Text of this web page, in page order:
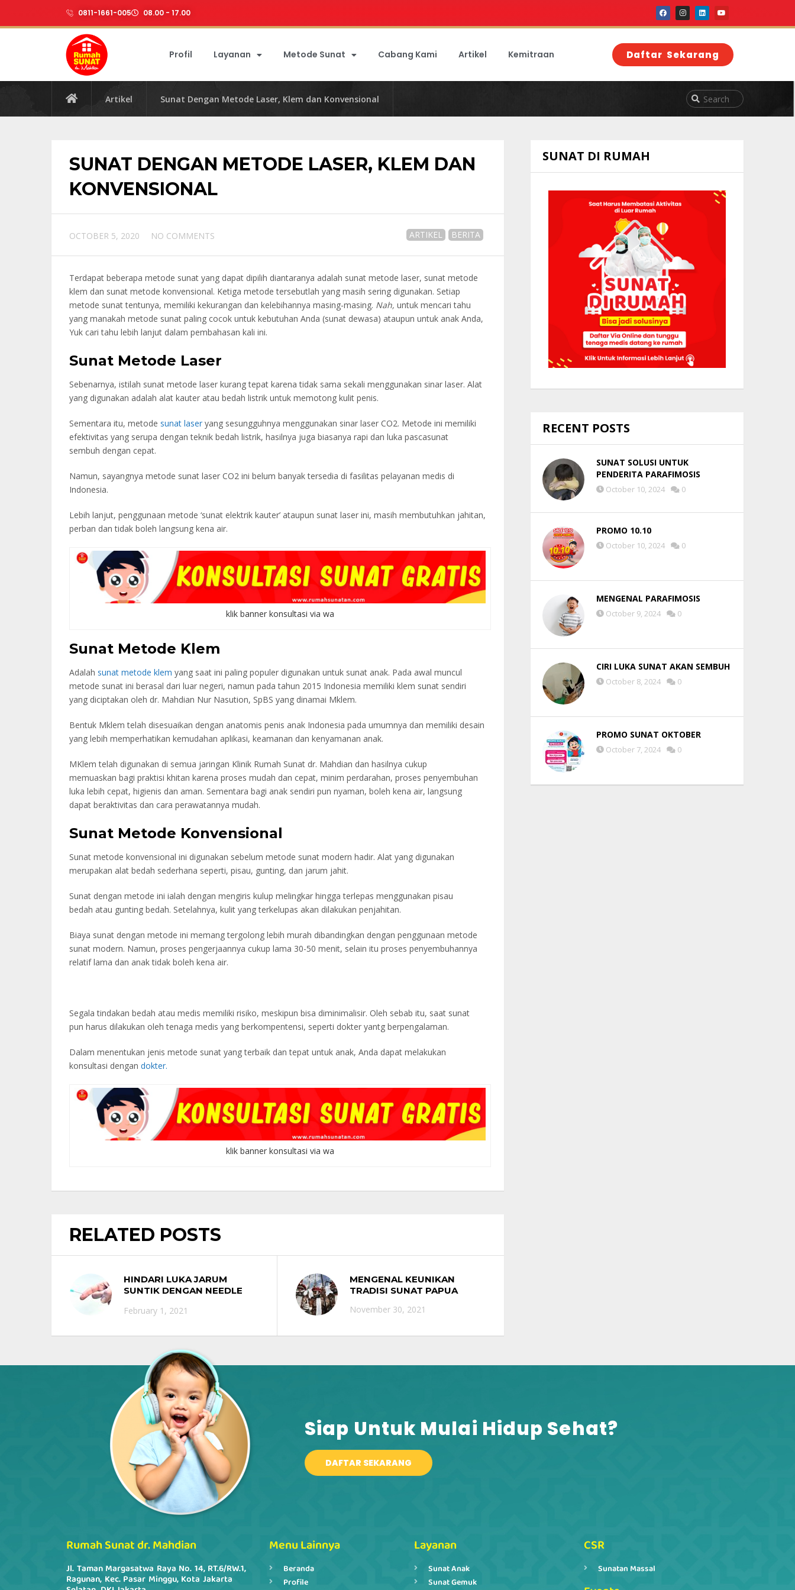
0811-1661-005 08.00 - 17.00
Profil Layanan Metode Sunat Cabang Kami Artikel Kemitraan Daftar Sekarang
Artikel Sunat Dengan Metode Laser, Klem dan Konvensional
SUNAT DENGAN METODE LASER, KLEM DAN
KONVENSIONAL
OCTOBER 5, 2020 ARTIKEL BERITA
NO COMMENTS
Terdapat beberapa metode sunat yang dapat dipilih diantaranya adalah sunat metode laser, sunat metode
klem dan sunat metode konvensional. Ketiga metode tersebutlah yang masih sering digunakan. Setiap
metode sunat tentunya, memiliki kekurangan dan kelebihannya masing-masing. Nah, untuk mencari tahu
yang manakah metode sunat paling cocok untuk kebutuhan Anda (sunat dewasa) ataupun untuk anak Anda,
Yuk cari tahu lebih lanjut dalam pembahasan kali ini.
Sunat Metode Laser
Sebenarnya, istilah sunat metode laser kurang tepat karena tidak sama sekali menggunakan sinar laser. Alat
yang digunakan adalah alat kauter atau bedah listrik untuk memotong kulit penis.
Sementara itu, metode sunat laser yang sesungguhnya menggunakan sinar laser CO2. Metode ini memiliki
efektivitas yang serupa dengan teknik bedah listrik, hasilnya juga biasanya rapi dan luka pascasunat
sembuh dengan cepat.
Namun, sayangnya metode sunat laser CO2 ini belum banyak tersedia di fasilitas pelayanan medis di
Indonesia.
Lebih lanjut, penggunaan metode ‘sunat elektrik kauter’ ataupun sunat laser ini, masih membutuhkan jahitan,
perban dan tidak boleh langsung kena air.
klik banner konsultasi via wa
Sunat Metode Klem
Adalah sunat metode klem yang saat ini paling populer digunakan untuk sunat anak. Pada awal muncul
metode sunat ini berasal dari luar negeri, namun pada tahun 2015 Indonesia memiliki klem sunat sendiri
yang diciptakan oleh dr. Mahdian Nur Nasution, SpBS yang dinamai Mklem.
Bentuk Mklem telah disesuaikan dengan anatomis penis anak Indonesia pada umumnya dan memiliki desain
yang lebih memperhatikan kemudahan aplikasi, keamanan dan kenyamanan anak.
MKlem telah digunakan di semua jaringan Klinik Rumah Sunat dr. Mahdian dan hasilnya cukup
memuaskan bagi praktisi khitan karena proses mudah dan cepat, minim perdarahan, proses penyembuhan
luka lebih cepat, higienis dan aman. Sementara bagi anak sendiri pun nyaman, boleh kena air, langsung
dapat beraktivitas dan cara perawatannya mudah.
Sunat Metode Konvensional
Sunat metode konvensional ini digunakan sebelum metode sunat modern hadir. Alat yang digunakan
merupakan alat bedah sederhana seperti, pisau, gunting, dan jarum jahit.
Sunat dengan metode ini ialah dengan mengiris kulup melingkar hingga terlepas menggunakan pisau
bedah atau gunting bedah. Setelahnya, kulit yang terkelupas akan dilakukan penjahitan.
Biaya sunat dengan metode ini memang tergolong lebih murah dibandingkan dengan penggunaan metode
sunat modern. Namun, proses pengerjaannya cukup lama 30-50 menit, selain itu proses penyembuhannya
relatif lama dan anak tidak boleh kena air.
Segala tindakan bedah atau medis memiliki risiko, meskipun bisa diminimalisir. Oleh sebab itu, saat sunat
pun harus dilakukan oleh tenaga medis yang berkompentensi, seperti dokter yantg berpengalaman.
Dalam menentukan jenis metode sunat yang terbaik dan tepat untuk anak, Anda dapat melakukan
konsultasi dengan dokter.
klik banner konsultasi via wa
RELATED POSTS
HINDARI LUKA JARUM
SUNTIK DENGAN NEEDLE
February 1, 2021
MENGENAL KEUNIKAN
TRADISI SUNAT PAPUA
November 30, 2021
SUNAT DI RUMAH
RECENT POSTS
SUNAT SOLUSI UNTUK
PENDERITA PARAFIMOSIS
October 10, 2024 0
PROMO 10.10
October 10, 2024 0
MENGENAL PARAFIMOSIS
October 9, 2024 0
CIRI LUKA SUNAT AKAN SEMBUH
October 8, 2024 0
PROMO SUNAT OKTOBER
October 7, 2024 0
Siap Untuk Mulai Hidup Sehat?​
DAFTAR SEKARANG
Rumah Sunat dr. Mahdian
Jl. Taman Margasatwa Raya No. 14, RT.6/RW.1,
Ragunan, Kec. Pasar Minggu, Kota Jakarta
Menu Lainnya
Beranda
Profile
Layanan
Sunat Anak
Sunat Gemuk
CSR
Sunatan Massal